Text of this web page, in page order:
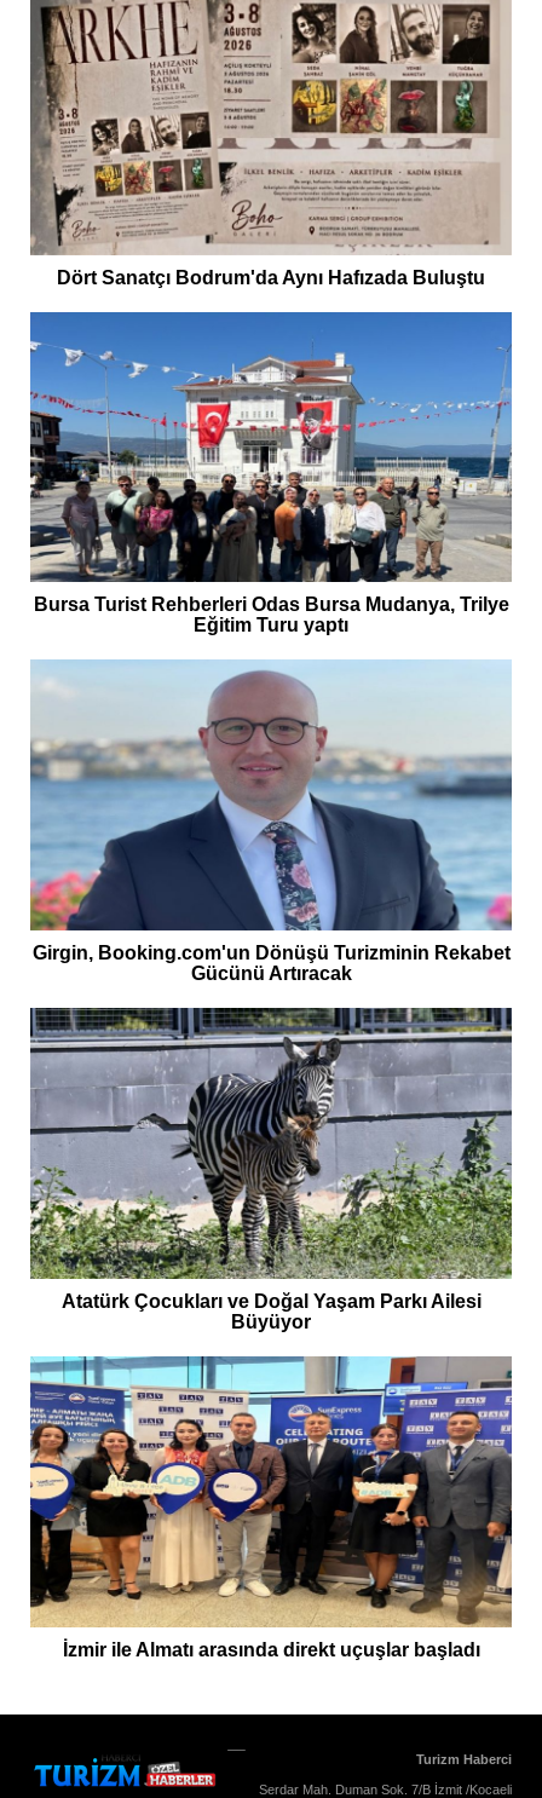
Dört Sanatçı Bodrum'da Aynı Hafızada Buluştu
Bursa Turist Rehberleri Odas Bursa Mudanya, Trilye
Eğitim Turu yaptı
Girgin, Booking.com'un Dönüşü Turizminin Rekabet
Gücünü Artıracak
Atatürk Çocukları ve Doğal Yaşam Parkı Ailesi
Büyüyor
İzmir ile Almatı arasında direkt uçuşlar başladı
Turizm Haberci
Serdar Mah. Duman Sok. 7/B İzmit /Kocaeli